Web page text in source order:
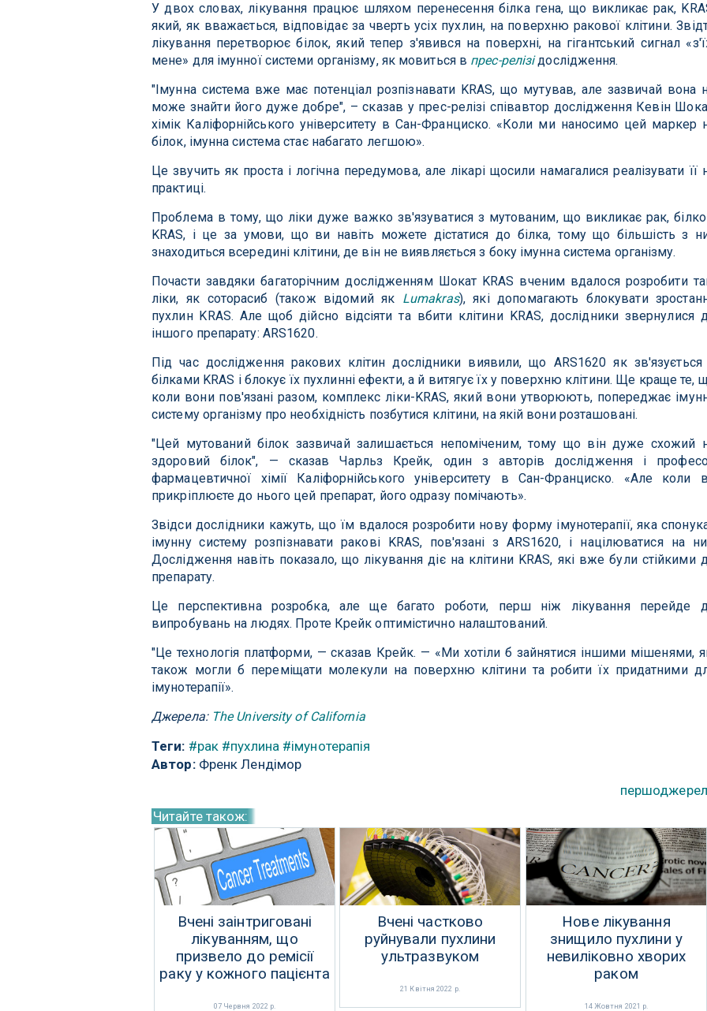
У двох словах, лікування працює шляхом перенесення білка гена, що викликає рак,
який, як вважається, відповідає за чверть усіх пухлин, на поверхню ракової клітини.
лікування перетворює білок, який тепер з'явився на поверхні, на гігантський сигнал
мене» для імунної системи організму, як мовиться в прес-релізідослідження.
"Імунна система вже має потенціал розпізнавати KRAS, що мутував, але зазвичай вона
може знайти його дуже добре", – сказав у прес-релізі співавтор дослідження Кевін
хімік Каліфорнійського університету в Сан-Франциско. «Коли ми наносимо цей маркер
білок, імунна система стає набагато легшою».
Це звучить як проста і логічна передумова, але лікарі щосили намагалися реалізувати її
практиці.
Проблема в тому, що ліки дуже важко зв'язуватися з мутованим, що викликає рак,
KRAS, і це за умови, що ви навіть можете дістатися до білка, тому що більшість з
знаходиться всередині клітини, де він не виявляється з боку імунна система організму.
Почасти завдяки багаторічним дослідженням Шокат KRAS вченим вдалося розробити
ліки, як соторасиб (також відомий як Lumakras), які допомагають блокувати
пухлин KRAS. Але щоб дійсно відсіяти та вбити клітини KRAS, дослідники звернулися
іншого препарату: ARS1620.
Під час дослідження ракових клітин дослідники виявили, що ARS1620 як
білками KRAS і блокує їх пухлинні ефекти, а й витягує їх у поверхню клітини. Ще краще те,
коли вони пов'язані разом, комплекс ліки-KRAS, який вони утворюють, попереджає
систему організму про необхідність позбутися клітини, на якій вони розташовані.
"Цей мутований білок зазвичай залишається непоміченим, тому що він дуже схожий
здоровий білок", — сказав Чарльз Крейк, один з авторів дослідження і
фармацевтичної хімії Каліфорнійського університету в Сан-Франциско. «Але коли
прикріплюєте до нього цей препарат, його одразу помічають».
Звідси дослідники кажуть, що їм вдалося розробити нову форму імунотерапії, яка
імунну систему розпізнавати ракові KRAS, пов'язані з ARS1620, і націлюватися на
Дослідження навіть показало, що лікування діє на клітини KRAS, які вже були стійкими
препарату.
Це перспективна розробка, але ще багато роботи, перш ніж лікування перейде
випробувань на людях. Проте Крейк оптимістично налаштований.
"Це технологія платформи, — сказав Крейк. — «Ми хотіли б зайнятися іншими мішенями,
також могли б переміщати молекули на поверхню клітини та робити їх придатними
імунотерапії».
Джерела: The University of California
Теги: #рак #пухлина #імунотерапія
Автор:Френк Лендімор
Читайте також:
Вчені заінтриговані
лікуванням, що
призвело до ремісії
раку у кожного пацієнта
07 Червня 2022 р.
Вчені частково
руйнували пухлини
ультразвуком
21 Квітня 2022 р.
Нове лікування
знищило пухлини у
невиліковно хворих
раком
14 Жовтня 2021 р.